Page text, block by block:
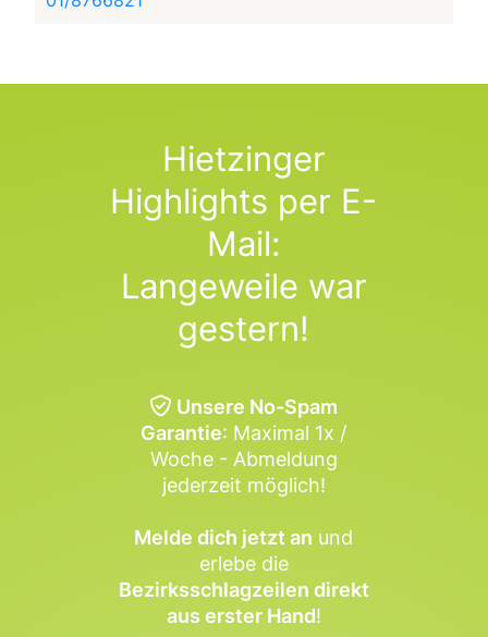
Hietzinger
Highlights per E-
Mail:
Langeweile war
gestern!
Unsere No-Spam
Garantie: Maximal 1x /
Woche - Abmeldung
jederzeit möglich!
Melde dich jetzt an und
erlebe die
Bezirksschlagzeilen direkt
aus erster Hand!